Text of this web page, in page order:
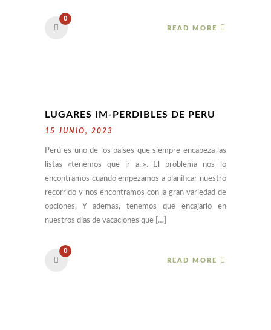
0
READ MORE
LUGARES IM-PERDIBLES DE PERU
15 JUNIO, 2023
Perú es uno de los países que siempre encabeza las
listas «tenemos que ir a..». El problema nos lo
encontramos cuando empezamos a planificar nuestro
recorrido y nos encontramos con la gran variedad de
opciones. Y ademas, tenemos que encajarlo en
nuestros días de vacaciones que […]
0
READ MORE